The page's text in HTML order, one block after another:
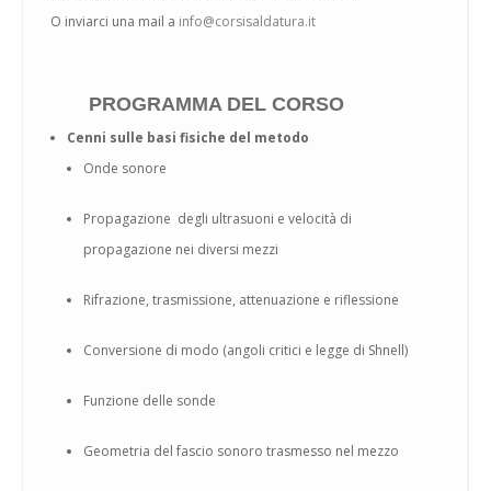
O inviarci una mail a info@corsisaldatura.it
PROGRAMMA DEL CORSO
Cenni sulle basi fisiche del metodo
Onde sonore
Propagazione degli ultrasuoni e velocità di
propagazione nei diversi mezzi
Rifrazione, trasmissione, attenuazione e riflessione
Conversione di modo (angoli critici e legge di Shnell)
Funzione delle sonde
Geometria del fascio sonoro trasmesso nel mezzo